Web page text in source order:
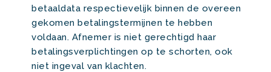
betaaldata respectievelijk binnen de overeen
gekomen betalingstermijnen te hebben
voldaan. Afnemer is niet gerechtigd haar
betalingsverplichtingen op te schorten, ook
niet ingeval van klachten.